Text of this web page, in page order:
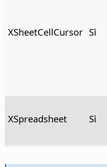
XSheetCellCursor Sì
XSpreadsheet Sì